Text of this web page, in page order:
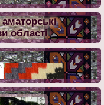
області